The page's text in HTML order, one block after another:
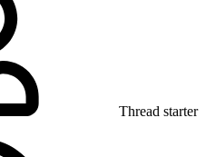
Thread starter